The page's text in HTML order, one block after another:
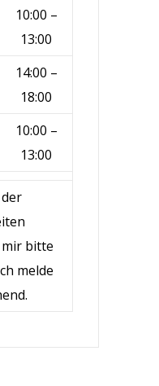
10:00 –
13:00
14:00 –
18:00
10:00 –
13:00
bitte
melde